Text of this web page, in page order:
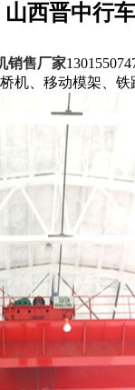
山西晋中行
销售厂家
机、移动模架、